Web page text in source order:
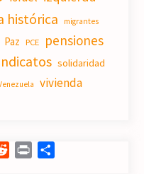
histórica migrantes
Paz PCE pensiones
solidaridad
vivienda
RedditPrint